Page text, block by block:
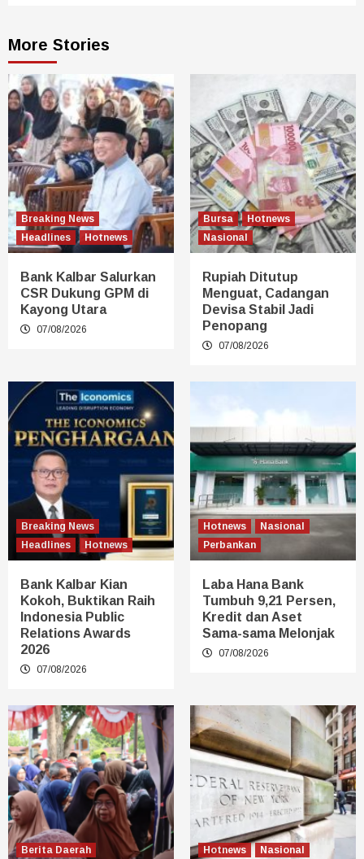
More Stories
Breaking News
Headlines
Hotnews
Bank Kalbar Salurkan
CSR Dukung GPM di
Kayong Utara
07/08/2026
Bursa
Hotnews
Nasional
Rupiah Ditutup
Menguat, Cadangan
Devisa Stabil Jadi
Penopang
07/08/2026
Breaking News
Headlines
Hotnews
Bank Kalbar Kian
Kokoh, Buktikan Raih
Indonesia Public
Relations Awards
2026
07/08/2026
Hotnews
Nasional
Perbankan
Laba Hana Bank
Tumbuh 9,21 Persen,
Kredit dan Aset
Sama-sama Melonjak
07/08/2026
Berita Daerah Hotnews Nasional